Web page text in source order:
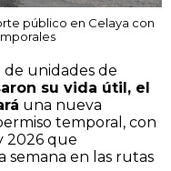
público en Celaya con
unidades de
su vida útil, el
una nueva
temporal, con
2026 que
semana en las rutas